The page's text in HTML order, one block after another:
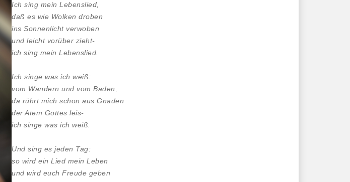
Ich sing mein Lebenslied,
daß es wie Wolken droben
ins Sonnenlicht verwoben
und leicht vorüber zieht-
ich sing mein Lebenslied.
Ich singe was ich weiß:
vom Wandern und vom Baden,
da rührt mich schon aus Gnaden
der Atem Gottes leis-
ich singe was ich weiß.
Und sing es jeden Tag:
so wird ein Lied mein Leben
und wird euch Freude geben